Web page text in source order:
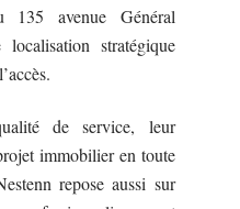
135 avenue Général
stratégique
de service, leur
immobilier en toute
repose aussi sur